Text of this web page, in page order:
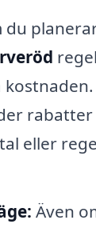
du
eller
Även